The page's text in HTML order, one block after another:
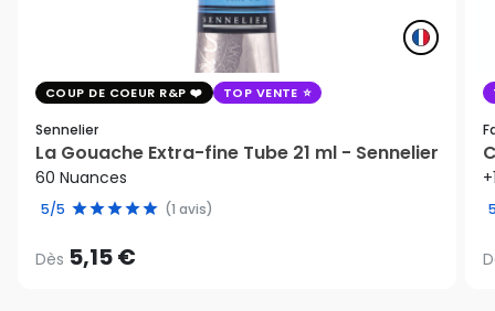
COUP DE COEUR R&P TOP VENTE
Sennelier
La Gouache Extra-fine Tube 21 ml - Sennelier
60 Nuances
5/5 (1 avis)
Dès 5,15 €